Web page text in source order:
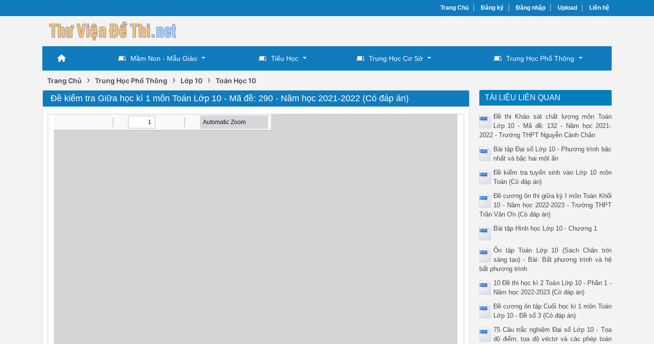
Trang Chủ Đăng ký Đăng nhập Upload Liên hệ
Mầm Non - Mẫu Giáo Tiểu Học Trung Học Cơ Sở Trung Học Phổ Thông
Trang Chủ › Trung Học Phổ Thông › Lớp 10 › Toán Học 10
Đề kiểm tra Giữa học kì 1 môn Toán Lớp 10 - Mã đề: 290 - Năm học 2021-2022 (Có đáp án) TÀI LIỆU LIÊN QUAN
Đề thi Khảo sát chất lượng môn Toán
Lớp 10 - Mã đề: 132 - Năm học 2021-
2022 - Trường THPT Nguyễn Cảnh Chân
Bài tập Đại số Lớp 10 - Phương trình bậc
nhất và bậc hai một ẩn
Đề kiểm tra tuyển sinh vào Lớp 10 môn
Toán (Có đáp án)
Đề cương ôn thi giữa kỳ I môn Toán Khối
10 - Năm học 2022-2023 - Trường THPT
Trần Văn Ơn (Có đáp án)
Bài tập Hình học Lớp 10 - Chương 1
Ôn tập Toán Lớp 10 (Sách Chân trời
sáng tạo) - Bài: Bất phương trình và hệ
bất phương trình
10 Đề thi học kì 2 Toán Lớp 10 - Phần 1 -
Năm học 2022-2023 (Có đáp án)
Đề cương ôn tập Cuối học kì 1 môn Toán
Lớp 10 - Đề số 3 (Có đáp án)
75 Câu trắc nghiệm Đại số Lớp 10 - Tọa
độ điểm, tọa độ véctơ và các phép toán